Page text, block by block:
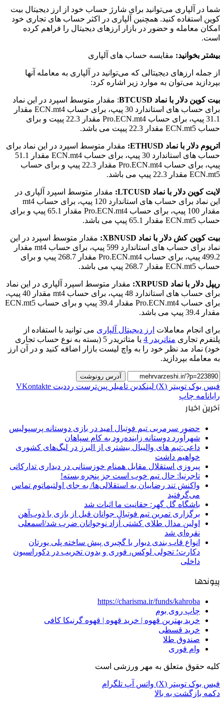
شما در آلپاری می‌توانید برای شارژ حساب خود از ارز دیجیتال بیت
کوین استفاده کنید. همچنین آلپاری در اکثر حساب های تجاری خود
امکان معامله و حضور در بازار ارزهای دیجیتال را فراهم کرده
است.
بیشتر بخوانید: مقایسه حساب های آلپاری
از جمله ارزهای دیجیتالی که می‌‌توانید در آلپاری به معامله آنها
بپردازید می‌‌توان به موارد زیر اشاره کرد:
بیت کوین دلار با نماد BTCUSD
: مقدار متوسط اسپرد در این نماد
برای حساب های استاندارد 30 پیپ، برای حساب ECN.mt4 مقدار
31.1 پیپ، برای حساب Pro.ECN.mt4 مقدار 22.3 پیپت و برای
حساب ECN.mt5 مقدار 22.3 پیپت می باشد.
اتریوم دلار با نماد ETHUSD:
مقدار متوسط اسپرد در این نماد برای
حساب های استاندارد 30 پیپ، برای حساب ECN.mt4 مقدار 51.1
پیپ، برای حساب Pro.ECN.mt4 مقدار 22.3 پیپ و برای حساب
ECN.mt5 مقدار 22.3 پیپ می باشد.
لایت کوین دلار با نماد LTCUSD:
مقدار متوسط اسپرد آلپاری در
این نماد برای حساب های استاندارد 120 پیپ، برای حساب mt4
مقدار 100 پیپ، برای حساب Pro.ECN.mt4 مقدار 65.1 پیپ و برای
حساب ECN.mt5 مقدار 65.1 پیپ می باشد.
بیت کوین کش دلار با نماد XBNUSD:
مقدار متوسط اسپرد در این
نماد برای حساب های استاندارد 599 پیپ، برای حساب mt4 مقدار
499.2 پیپ، برای حساب Pro.ECN.mt4 مقدار 268.7 پیپ و برای
حساب ECN.mt5 مقدار 268.7 پیپ می باشد.
ریپل دلار با نماد XRPUSD:
مقدار متوسط اسپرد آلپاری در این نماد
برای حساب های استاندارد 48 پیپ، برای حساب mt4 مقدار 40 پیپ،
برای حساب Pro.ECN.mt4 مقدار 39.4 پیپ و برای حساب ECN.mt5
مقدار 39.4 پیپ می باشد.
برای انجام معاملات ارز دیجیتال آلپاری می توانید با استفاده از
پلتفرم تجاری متاتریدر 4
یا متاتریدر 5 (بسته به نوع حساب تجاری
خود) نماد مد نظر خود را به واچ لیست بازار اضافه کنید و در آن ارز
به معامله بپردازید.
آدرس رونوشت
فیس بوک توییتر (X) لینکدین ‫تامبلر ‫پین‌ترست ‫رددیت ‫VKontakte
رایانامه چاپ
آخرین اخبار
حضور سرمربی تیم فوتبال امید در بازی دوستانه پرسپولیس
شهرآورد دوستانه زاینده‌رود به کام سپاهان
داعی:تیم های والیبال بیشتری از البرز در لیگ‌های کشوری
خواهیم داشت
پیروزی استقلال مقابل همنام خوزستانی در دیداری تدارکاتی
تاجرنیا: حال تیم خوب است جز پنجره بسته!
واکنش تند رضاییان به استقلالی‌ها/ به جای اولتیماتوم تماس
می‌گرفتید
باشگاه گل گهر: حقانیت ما اثبات شد
برگزاری تمرین تیم فوتبال جوانان قبل از بازی با ذوب‌آهن
اولین مدال طلای کشتی آزاد نوجوانان ضرب شد/اسمعلی
نقره‌ای شد
انواع قاب بندی دیوار با گچبری پیش ساخته پلی یورتان
دکارت؛ تحولی لوکس، فوری و بدون تخریب در دکوراسیون
داخلی
پیوندها
https://charisma.ir/funds/kahroba
چاپ روی بوم
خرید بهترین قهوه | خرید قهوه | قهوه گرنیکا کافی
خرید قسطی
صندوق طلا
وام فوری
کلیه حقوق متعلق به مهر ورزشی است
فیس بوک توییتر (X) واتس آپ تلگرام
دکمه بازگشت به بالا